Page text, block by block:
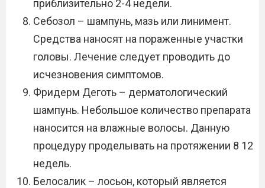
приблизительно 2-4 недели.
Себозол – шампунь, мазь или линимент.
Средства наносят на пораженные участки
головы. Лечение следует проводить до
исчезновения симптомов.
Фридерм Деготь – дерматологический
шампунь. Небольшое количество препарата
наносится на влажные волосы. Данную
процедуру проделывать на протяжении 8 12
недель.
Белосалик – лосьон, который является